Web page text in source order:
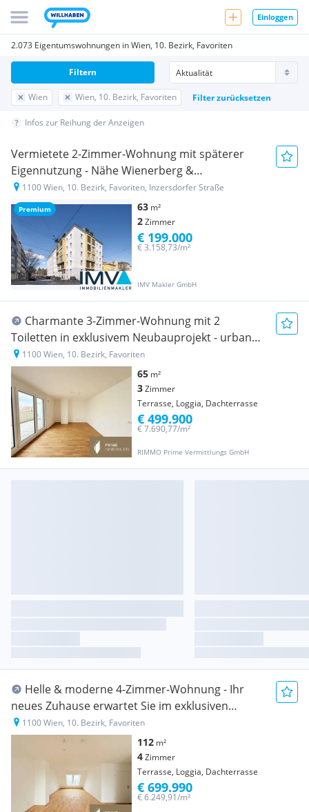
Einloggen
2.073 Eigentumswohnungen in Wien, 10. Bezirk, Favoriten
Wien Wien, 10. Bezirk, Favoriten Filter zurücksetzen
Filtern
Infos zur Reihung der Anzeigen
Premium
Vermietete 2-Zimmer-Wohnung mit späterer
Eigennutzung - Nähe Wienerberg &
Matzleinsdorfer Platz
1100 Wien, 10. Bezirk, Favoriten, Inzersdorfer Straße
63 m²
2Zimmer
IMV Makler GmbH
€ 3.158,73/m²
€ 199.000
Charmante 3-Zimmer-Wohnung mit 2
Toiletten in exklusivem Neubauprojekt - urbanes
Flair im MAJA
1100 Wien, 10. Bezirk, Favoriten
65 m²
3Zimmer
Terrasse, Loggia, Dachterrasse
RIMMO Prime Vermittlungs GmbH
€ 7.690,77/m²
€ 499.900
Helle & moderne 4-Zimmer-Wohnung - Ihr
neues Zuhause erwartet Sie im exklusiven
Neubauprojekt MAJA
1100 Wien, 10. Bezirk, Favoriten
112 m²
4Zimmer
Terrasse, Loggia, Dachterrasse
€ 6.249,91/m²
€ 699.990